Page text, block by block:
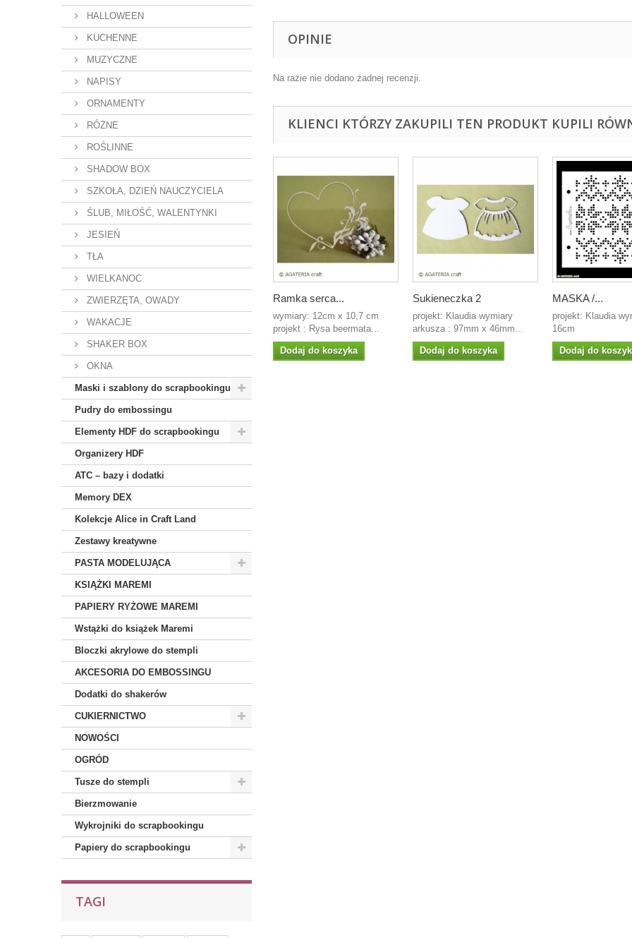
HALLOWEEN
KUCHENNE
MUZYCZNE
NAPISY
ORNAMENTY
RÓŻNE
ROŚLINNE
SHADOW BOX
SZKOŁA, DZIEŃ NAUCZYCIELA
ŚLUB, MIŁOŚĆ, WALENTYNKI
JESIEŃ
TŁA
WIELKANOC
ZWIERZĘTA, OWADY
WAKACJE
SHAKER BOX
OKNA
Maski i szablony do scrapbookingu
Pudry do embossingu
Elementy HDF do scrapbookingu
Organizery HDF
ATC – bazy i dodatki
Memory DEX
Kolekcje Alice in Craft Land
Zestawy kreatywne
PASTA MODELUJĄCA
KSIĄŻKI MAREMI
PAPIERY RYŻOWE MAREMI
Wstążki do książek Maremi
Bloczki akrylowe do stempli
AKCESORIA DO EMBOSSINGU
Dodatki do shakerów
CUKIERNICTWO
NOWOŚCI
OGRÓD
Tusze do stempli
Bierzmowanie
Wykrojniki do scrapbookingu
Papiery do scrapbookingu
TAGI
OPINIE
Na razie nie dodano żadnej recenzji.
KLIENCI KTÓRZY ZAKUPILI TEN PRODUKT KUPILI
Ramka serca...
wymiary: 12cm x 10,7 cm
projekt : Rysa beermata...
Dodaj do koszyka
Sukieneczka 2
projekt: Klaudia wymiary
arkusza : 97mm x 46mm...
Dodaj do koszyka
MASKA /...
projekt: Klaudia
16cm
Dodaj do